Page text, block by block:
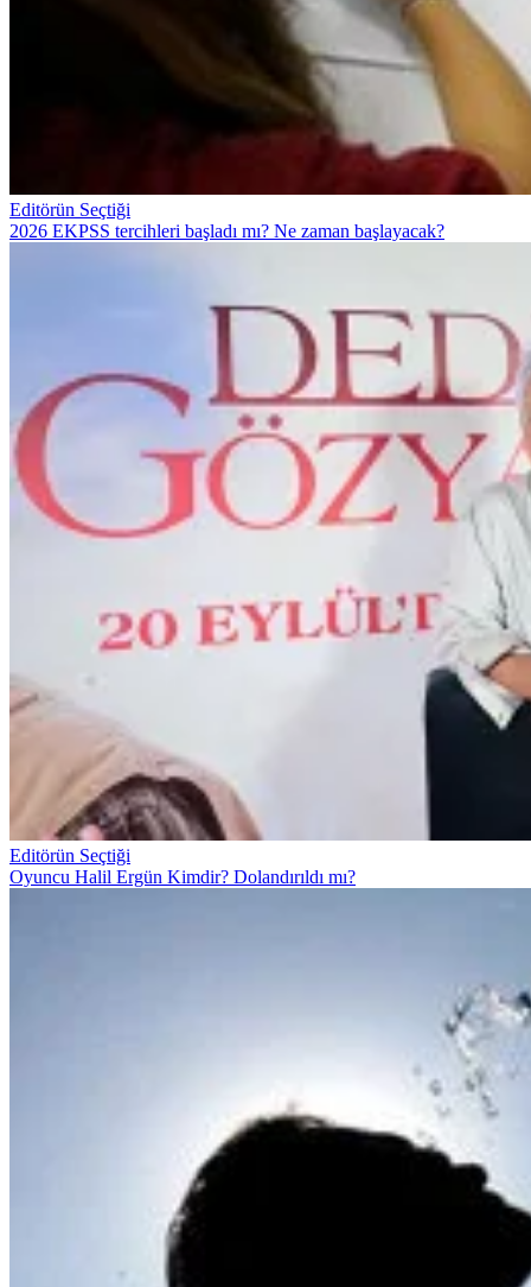
Editörün Seçtiği
2026 EKPSS tercihleri başladı mı? Ne zaman başlayacak?
Editörün Seçtiği
Oyuncu Halil Ergün Kimdir? Dolandırıldı mı?